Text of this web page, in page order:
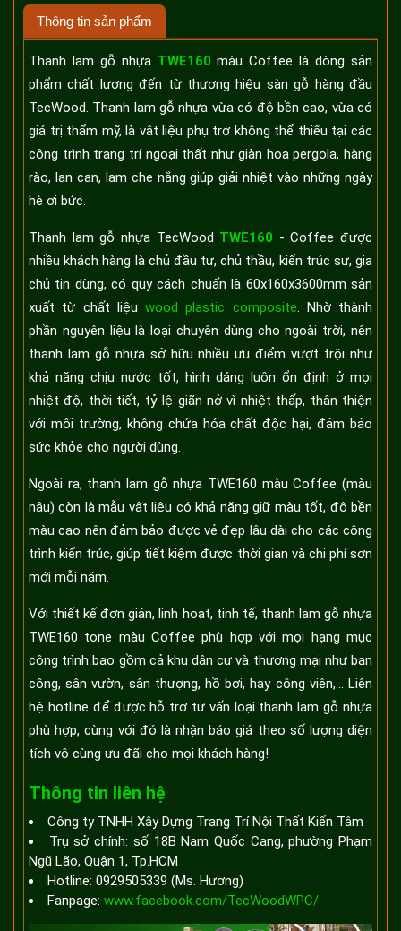
Thông tin sản phẩm
Thanh lam gỗ nhựa TWE160 màu Coffee là dòng sản
phẩm chất lượng đến từ thương hiệu sàn gỗ hàng đầu
TecWood. Thanh lam gỗ nhựa vừa có độ bền cao, vừa có
giá trị thẩm mỹ, là vật liệu phụ trợ không thể thiếu tại các
công trình trang trí ngoại thất như giàn hoa pergola, hàng
rào, lan can, lam che nắng giúp giải nhiệt vào những ngày
hè ơi bức.
Thanh lam gỗ nhựa TecWood TWE160 - Coffee được
nhiều khách hàng là chủ đầu tư, chủ thầu, kiến trúc sư, gia
chủ tin dùng, có quy cách chuẩn là 60x160x3600mm sản
xuất từ chất liệu wood plastic composite. Nhờ thành
phần nguyên liệu là loại chuyên dùng cho ngoài trời, nên
thanh lam gỗ nhựa sở hữu nhiều ưu điểm vượt trội như
khả năng chịu nước tốt, hình dáng luôn ổn định ở mọi
nhiệt độ, thời tiết, tỷ lệ giãn nở vì nhiệt thấp, thân thiện
với môi trường, không chứa hóa chất độc hại, đảm bảo
sức khỏe cho người dùng.
Ngoài ra, thanh lam gỗ nhựa TWE160 màu Coffee (màu
nâu) còn là mẫu vật liệu có khả năng giữ màu tốt, độ bền
màu cao nên đảm bảo được vẻ đẹp lâu dài cho các công
trình kiến trúc, giúp tiết kiệm được thời gian và chi phí sơn
mới mỗi năm.
Với thiết kế đơn giản, linh hoạt, tinh tế, thanh lam gỗ nhựa
TWE160 tone màu Coffee phù hợp với mọi hạng mục
công trình bao gồm cả khu dân cư và thương mại như ban
công, sân vườn, sân thượng, hồ bơi, hay công viên,... Liên
hệ hotline để được hỗ trợ tư vấn loại thanh lam gỗ nhựa
phù hợp, cùng với đó là nhận báo giá theo số lượng diện
tích vô cùng ưu đãi cho mọi khách hàng!
Thông tin liên hệ
Công ty TNHH Xây Dựng Trang Trí Nội Thất Kiến Tâm
Trụ sở chính: số 18B Nam Quốc Cang, phường Phạm
Ngũ Lão, Quận 1, Tp.HCM
Hotline: 0929505339 (Ms. Hương)
Fanpage: www.facebook.com/TecWoodWPC/